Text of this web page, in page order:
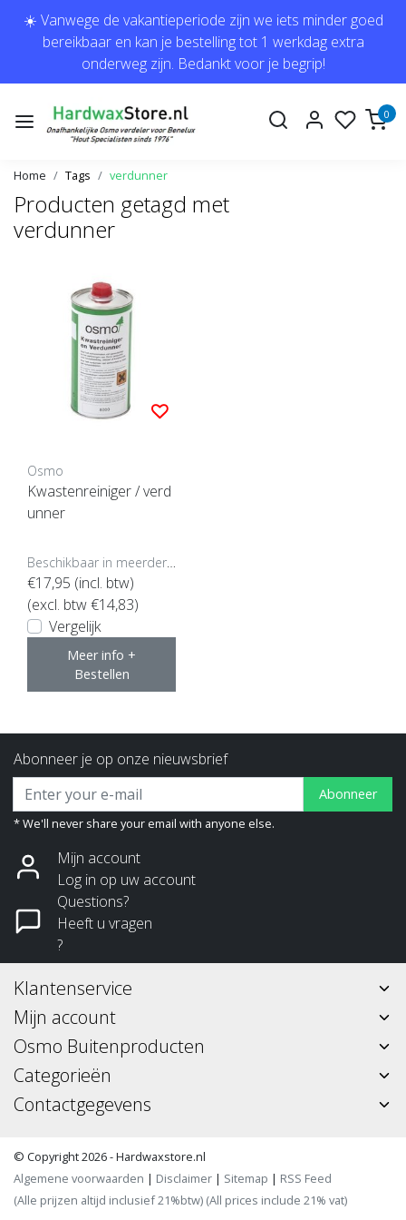
☀️ Vanwege de vakantieperiode zijn we iets minder goed
bereikbaar en kan je bestelling tot 1 werkdag extra
onderweg zijn. Bedankt voor je begrip!
0
Home Tags verdunner
Producten getagd met
verdunner
Osmo
Kwastenreiniger / verd
unner
€17,95 (incl. btw)
(excl. btw €14,83)
Vergelijk
Meer info +
Bestellen
Abonneer je op onze nieuwsbrief
Abonneer
* We'll never share your email with anyone else.
Mijn account
Log in op uw account
Questions?
Heeft u vragen
?
Klantenservice
Mijn account
Osmo Buitenproducten
Categorieën
Contactgegevens
© Copyright 2026 - Hardwaxstore.nl
Algemene voorwaarden | Disclaimer | Sitemap | RSS Feed
(Alle prijzen altijd inclusief 21%btw) (All prices include 21% vat)